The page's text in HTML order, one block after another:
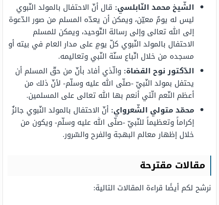
الشّيخ محمد النّابلسي: قال أنّ الاحتفال بالمولد النّبوي
ليس له يومٌ معيّن، ويمكن أن يعدّه المسلم من صور الدّعوة
إلى الله تعالى وإلى رسالة التّوحيد، ويمكن للمسلم
الاحتفال بالمولد النّبوي كلّ يومٍ على مدار العام في بيته أو
مسجده من خلال اتّباع سنّة النّبي وتعاليمه.
الدّكتور نوح القضاة: والّذي أفاد بأنّ من حقّ المسلم أن
يحتفل بمولد النّبيّ -صلّى الله عليه وسلّم- لأنّ ذلك من
أعظم النّعم الّتي أنعم بها الله تعالى على المسلمين.
محمّد متولي الشّعرواي: أنّ الاحتفال بالمولد النّبوي جائزٌ
إكراماً وتعظيماً للنّبيّ -صلّى الله عليه وسلّم- ويكون من
خلال إظهار معالم البهجة والفرح والسّرور.
مقالات مقترحة
نرشح لكم أيضًا قراءة المقالات التالية: